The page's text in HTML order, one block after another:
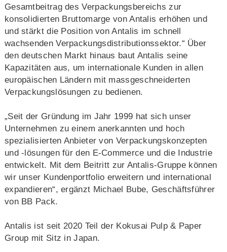
Gesamtbeitrag des Verpackungsbereichs zur
konsolidierten Bruttomarge von Antalis erhöhen und
und stärkt die Position von Antalis im schnell
wachsenden Verpackungsdistributionssektor.“ Über
den deutschen Markt hinaus baut Antalis seine
Kapazitäten aus, um internationale Kunden in allen
europäischen Ländern mit massgeschneiderten
Verpackungslösungen zu bedienen.
„Seit der Gründung im Jahr 1999 hat sich unser
Unternehmen zu einem anerkannten und hoch
spezialisierten Anbieter von Verpackungskonzepten
und -lösungen für den E-Commerce und die Industrie
entwickelt. Mit dem Beitritt zur Antalis-Gruppe können
wir unser Kundenportfolio erweitern und international
expandieren“, ergänzt Michael Bube, Geschäftsführer
von BB Pack.
Antalis ist seit 2020 Teil der Kokusai Pulp & Paper
Group mit Sitz in Japan.